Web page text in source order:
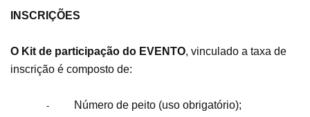
INSCRIÇÕES
O Kit de participação do EVENTO, vinculado a taxa de
inscrição é composto de:
- Número de peito (uso obrigatório);